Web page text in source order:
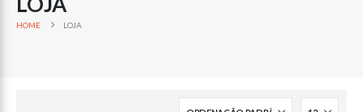
HOME LOJA